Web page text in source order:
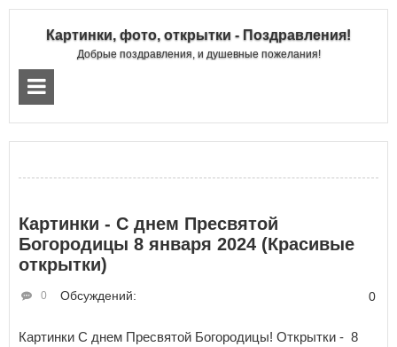
Картинки, фото, открытки - Поздравления!
Добрые поздравления, и душевные пожелания!
Картинки - С днем Пресвятой
Богородицы 8 января 2024 (Красивые
открытки)
Обсуждений:
0 0
Картинки С днем Пресвятой Богородицы! Открытки - 8